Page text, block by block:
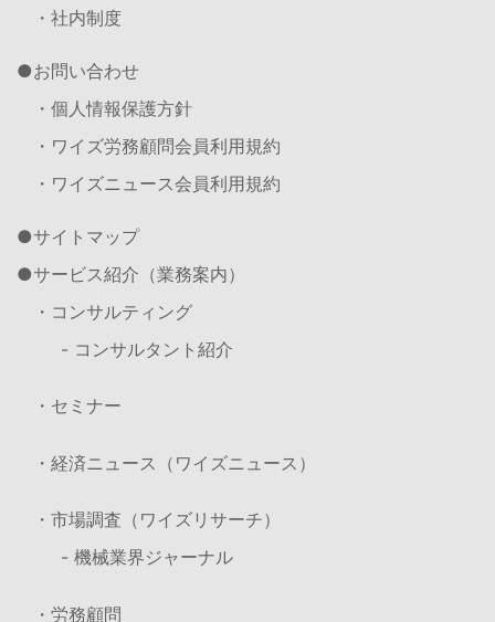
・社内制度
お問い合わせ
・個人情報保護方針
・ワイズ労務顧問会員利用規約
・ワイズニュース会員利用規約
サイトマップ
サービス紹介（業務案内）
・コンサルティング
- コンサルタント紹介
・セミナー
・経済ニュース（ワイズニュース）
・市場調査（ワイズリサーチ）
- 機械業界ジャーナル
・労務顧問